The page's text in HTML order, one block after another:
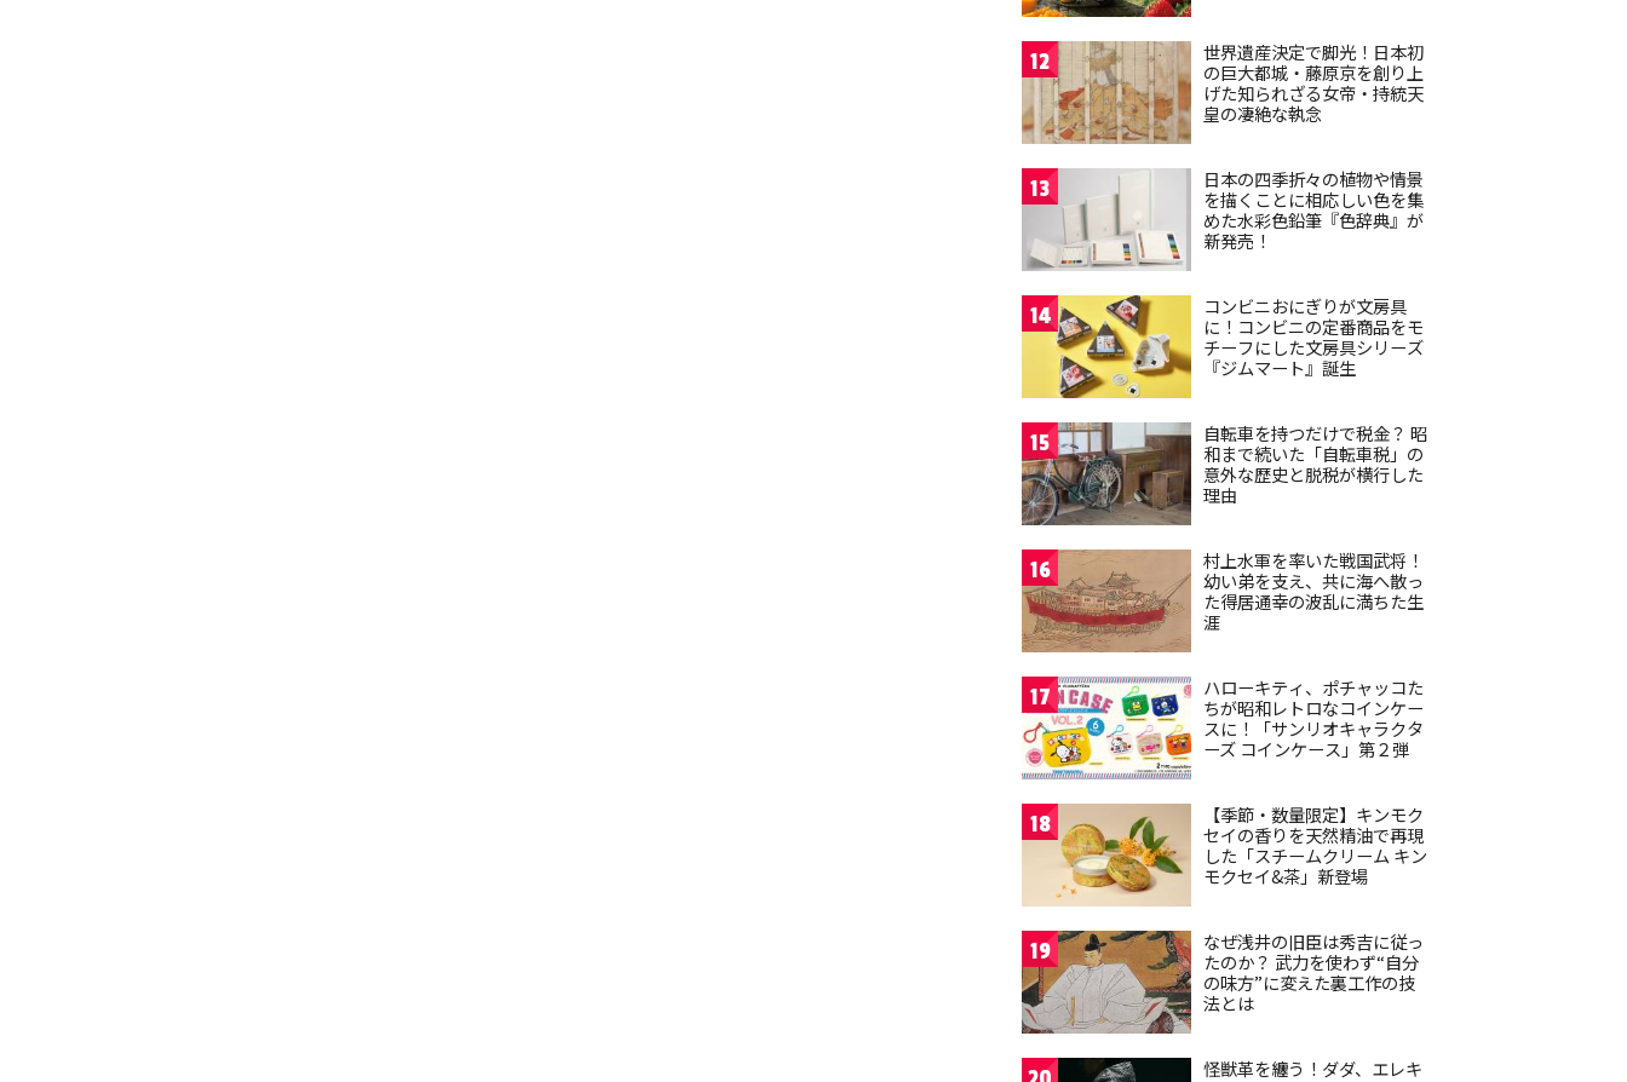
12
世界遺産決定で脚光！日本初
の巨大都城・藤原京を創り上
げた知られざる女帝・持統天
皇の凄絶な執念
13
日本の四季折々の植物や情景
を描くことに相応しい色を集
めた水彩色鉛筆『色辞典』が
新発売！
14
コンビニおにぎりが文房具
に！コンビニの定番商品をモ
チーフにした文房具シリーズ
『ジムマート』誕生
15
自転車を持つだけで税金？ 昭
和まで続いた「自転車税」の
意外な歴史と脱税が横行した
理由
16
村上水軍を率いた戦国武将！
幼い弟を支え、共に海へ散っ
た得居通幸の波乱に満ちた生
涯
17
ハローキティ、ポチャッコた
ちが昭和レトロなコインケー
スに！「サンリオキャラクタ
ーズ コインケース」第２弾
18
【季節・数量限定】キンモク
セイの香りを天然精油で再現
した「スチームクリーム キン
モクセイ&茶」新登場
19
なぜ浅井の旧臣は秀吉に従っ
たのか？ 武力を使わず“自分
の味方”に変えた裏工作の技
法とは
怪獣革を纏う！ダダ、エレキ